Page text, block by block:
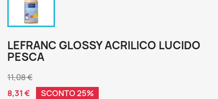
LEFRANC GLOSSY ACRILICO LUCIDO
PESCA
11,08 €
8,31 €
SCONTO 25%